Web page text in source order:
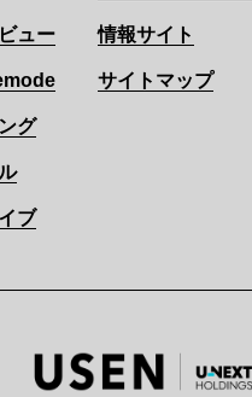
ュー
グ
ブ
情報サイト
サイトマップ